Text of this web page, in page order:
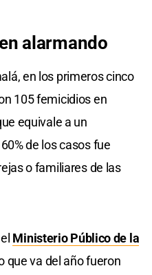
alarmando
en los primeros cinco
105 femicidios en
equivale a un
de los casos fue
o familiares de las
Ministerio Público de la
que va del año fueron